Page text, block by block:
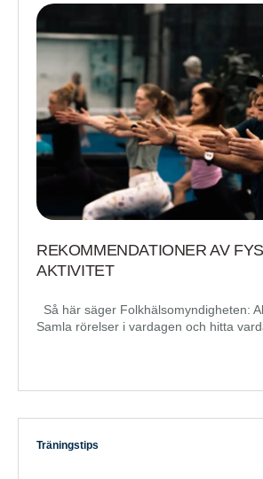
REKOMMENDATIONER AV
AKTIVITET
Så här säger Folkhälsomyndigheten:
Samla rörelser i vardagen och hitta
Träningstips